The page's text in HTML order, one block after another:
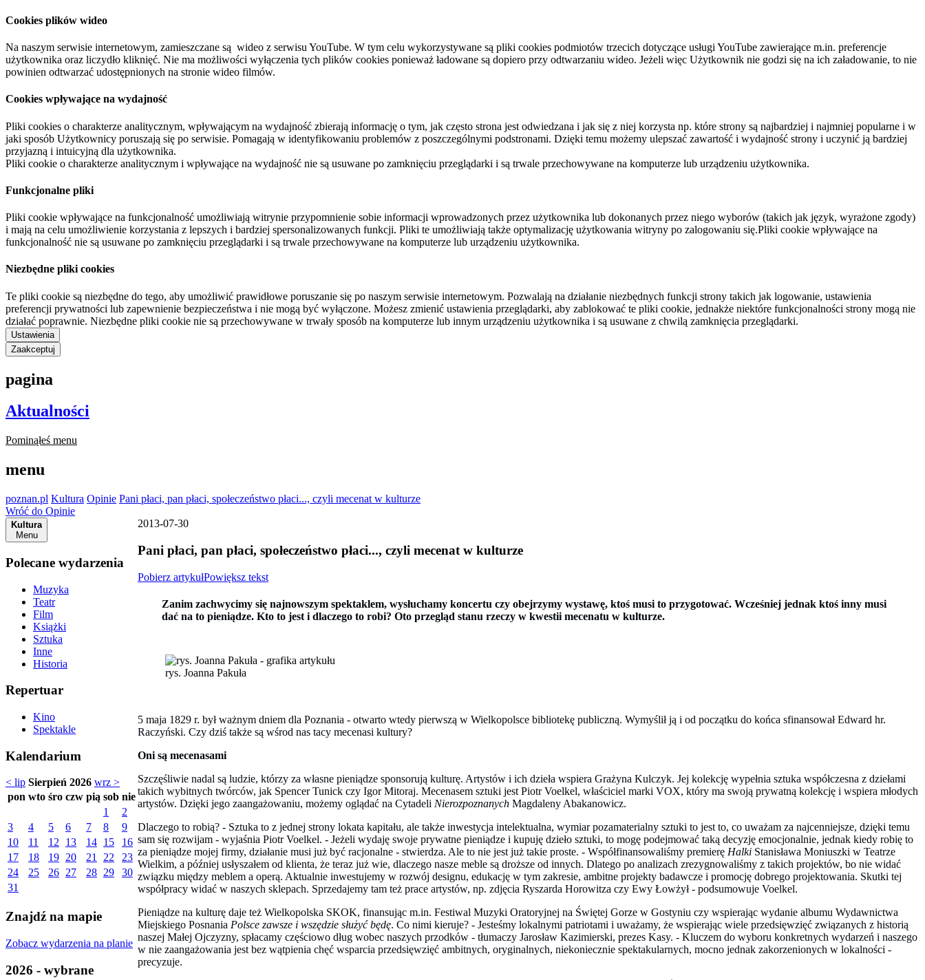
Cookies plików wideo
Na naszym serwisie internetowym, zamieszczane są wideo z serwisu YouTube. W tym celu wykorzystywane są pliki cookies podmiotów trzecich dotyczące usługi YouTube zawierające m.in. preferencje
użytkownika oraz liczydło kliknięć. Nie ma możliwości wyłączenia tych plików cookies ponieważ ładowane są dopiero przy odtwarzaniu wideo. Jeżeli więc Użytkownik nie godzi się na ich załadowanie, to nie
powinien odtwarzać udostępnionych na stronie wideo filmów.
Cookies wpływające na wydajność
Pliki cookies o charakterze analitycznym, wpływającym na wydajność zbierają informację o tym, jak często strona jest odwiedzana i jak się z niej korzysta np. które strony są najbardziej i najmniej popularne i w
jaki sposób Użytkownicy poruszają się po serwisie. Pomagają w identyfikowaniu problemów z poszczególnymi podstronami. Dzięki temu możemy ulepszać zawartość i wydajność strony i uczynić ją bardziej
przyjazną i intuicyjną dla użytkownika.
Pliki cookie o charakterze analitycznym i wpływające na wydajność nie są usuwane po zamknięciu przeglądarki i są trwale przechowywane na komputerze lub urządzeniu użytkownika.
Funkcjonalne pliki
Pliki cookie wpływające na funkcjonalność umożliwiają witrynie przypomnienie sobie informacji wprowadzonych przez użytkownika lub dokonanych przez niego wyborów (takich jak język, wyrażone zgody)
i mają na celu umożliwienie korzystania z lepszych i bardziej spersonalizowanych funkcji. Pliki te umożliwiają także optymalizację użytkowania witryny po zalogowaniu się.Pliki cookie wpływające na
funkcjonalność nie są usuwane po zamknięciu przeglądarki i są trwale przechowywane na komputerze lub urządzeniu użytkownika.
Niezbędne pliki cookies
Te pliki cookie są niezbędne do tego, aby umożliwić prawidłowe poruszanie się po naszym serwisie internetowym. Pozwalają na działanie niezbędnych funkcji strony takich jak logowanie, ustawienia
preferencji prywatności lub zapewnienie bezpieczeństwa i nie mogą być wyłączone. Możesz zmienić ustawienia przeglądarki, aby zablokować te pliki cookie, jednakże niektóre funkcjonalności strony mogą nie
działać poprawnie. Niezbędne pliki cookie nie są przechowywane w trwały sposób na komputerze lub innym urządzeniu użytkownika i są usuwane z chwilą zamknięcia przeglądarki.
Ustawienia
Zaakceptuj
pagina
Aktualności
Pominąłeś menu
menu
poznan.pl Kultura Opinie Pani płaci, pan płaci, społeczeństwo płaci..., czyli mecenat w kulturze
Wróć do Opinie
Kultura
Menu
Polecane wydarzenia
Muzyka
Teatr
Film
Książki
Sztuka
Inne
Historia
Repertuar
Kino
Spektakle
Kalendarium
< lip Sierpień 2026 wrz >
pon wto śro czw pią sob nie
1
2
3
4 5 6 7 8
9
10
11 12 13 14 15
16
17
18 19 20 21 22
23
24
25 26 27 28 29
30
31
Znajdź na mapie
Zobacz wydarzenia na planie
2026 - wybrane
2013-07-30
Pani płaci, pan płaci, społeczeństwo płaci..., czyli mecenat w kulturze
Pobierz artykułPowiększ tekst
Zanim zachwycimy się najnowszym spektaklem, wysłuchamy koncertu czy obejrzymy wystawę, ktoś musi to przygotować. Wcześniej jednak ktoś inny musi
dać na to pieniądze. Kto to jest i dlaczego to robi? Oto przegląd stanu rzeczy w kwestii mecenatu w kulturze.
rys. Joanna Pakuła
5 maja 1829 r. był ważnym dniem dla Poznania - otwarto wtedy pierwszą w Wielkopolsce bibliotekę publiczną. Wymyślił ją i od początku do końca sfinansował Edward hr.
Raczyński. Czy dziś także są wśrod nas tacy mecenasi kultury?
Oni są mecenasami
Szczęśliwie nadal są ludzie, którzy za własne pieniądze sponsorują kulturę. Artystów i ich dzieła wspiera Grażyna Kulczyk. Jej kolekcję wypełnia sztuka współczesna z dziełami
takich wybitnych twórców, jak Spencer Tunick czy Igor Mitoraj. Mecenasem sztuki jest Piotr Voelkel, właściciel marki VOX, który ma swoją prywatną kolekcję i wspiera młodych
artystów. Dzięki jego zaangażowaniu, możemy oglądać na Cytadeli Nierozpoznanych Magdaleny Abakanowicz.
Dlaczego to robią? - Sztuka to z jednej strony lokata kapitału, ale także inwestycja intelektualna, wymiar pozamaterialny sztuki to jest to, co uważam za najcenniejsze, dzięki temu
sam się rozwijam - wyjaśnia Piotr Voelkel. - Jeżeli wydaję swoje prywatne pieniądze i kupuję dzieło sztuki, to mogę podejmować taką decyzję emocjonalnie, jednak kiedy robię to
za pieniądze mojej firmy, działanie musi już być racjonalne - stwierdza. Ale to nie jest już takie proste. - Współfinansowaliśmy premierę Halki Stanisława Moniuszki w Teatrze
Wielkim, a później usłyszałem od klienta, że teraz już wie, dlaczego nasze meble są droższe od innych. Dlatego po analizach zrezygnowaliśmy z takich projektów, bo nie widać
związku między meblem a operą. Aktualnie inwestujemy w rozwój designu, edukację w tym zakresie, ambitne projekty badawcze i promocję dobrego projektowania. Skutki tej
współpracy widać w naszych sklepach. Sprzedajemy tam też prace artystów, np. zdjęcia Ryszarda Horowitza czy Ewy Łowżył - podsumowuje Voelkel.
Pieniądze na kulturę daje też Wielkopolska SKOK, finansując m.in. Festiwal Muzyki Oratoryjnej na Świętej Gorze w Gostyniu czy wspierając wydanie albumu Wydawnictwa
Miejskiego Posnania Polsce zawsze i wszędzie służyć będę. Co nimi kieruje? - Jesteśmy lokalnymi patriotami i uważamy, że wspierając wiele przedsięwzięć związanych z historią
naszej Małej Ojczyzny, spłacamy częściowo dług wobec naszych przodków - tłumaczy Jarosław Kazimierski, prezes Kasy. - Kluczem do wyboru konkretnych wydarzeń i naszego
w nie zaangażowania jest bez wątpienia chęć wsparcia przedsięwzięć ambitnych, oryginalnych, niekoniecznie spektakularnych, mocno jednak zakorzenionych w lokalności -
precyzuje.